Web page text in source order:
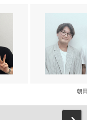
朝